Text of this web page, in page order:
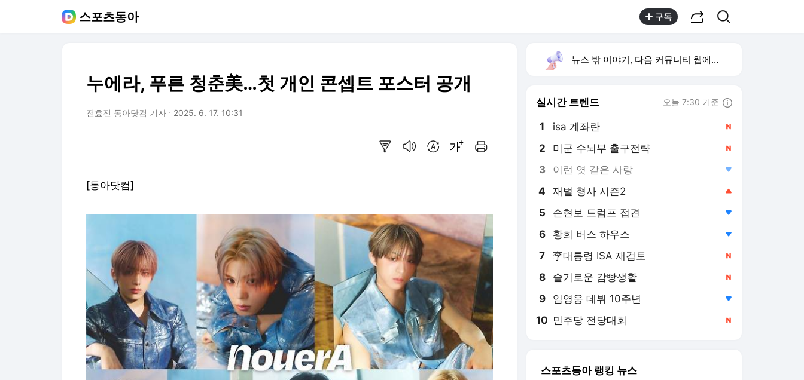
스포츠동아 구독
누에라, 푸른 청춘美…첫 개인 콘셉트 포스터 공개
전효진 동아닷컴 기자 2025. 6. 17. 10:31
[동아닷컴]
뉴스 밖 이야기, 다음 커뮤니티 웹에서 보기
실시간 트렌드 오늘 7:30 기준
1 isa 계좌란
2 미군 수뇌부 출구전략
3 이런 엿 같은 사랑
4 재벌 형사 시즌2
5 손현보 트럼프 접견
6 황희 버스 하우스
7 李대통령 ISA 재검토
8 슬기로운 감빵생활
9 임영웅 데뷔 10주년
10 민주당 전당대회
스포츠동아 랭킹 뉴스